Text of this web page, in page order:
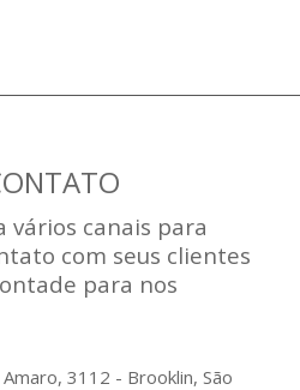
vários canais para
com seus clientes
para nos
3112 - Brooklin, São